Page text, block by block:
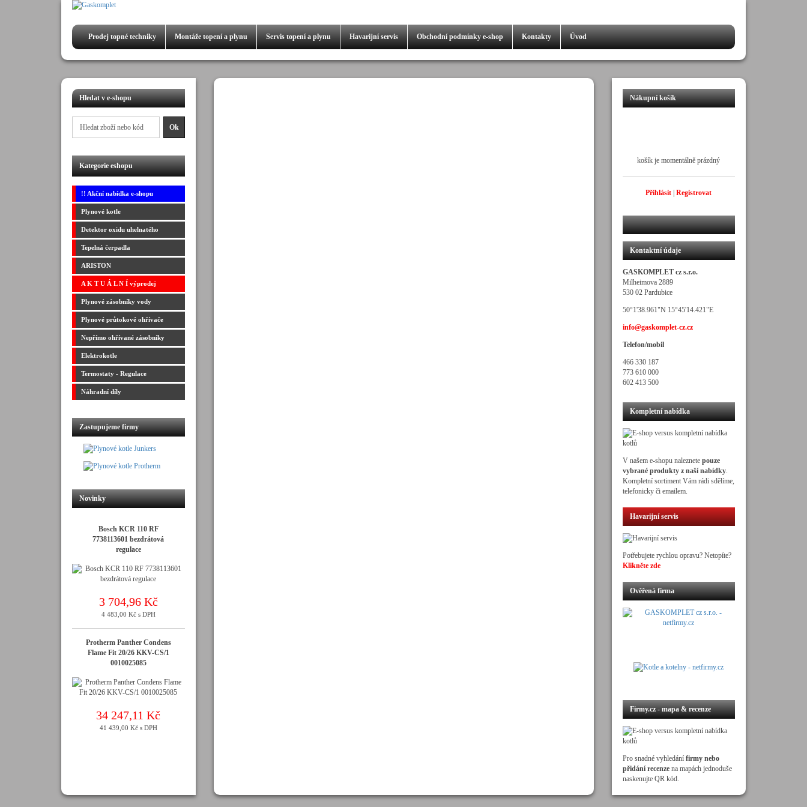
košík je momentálně prázdný
Přihlásit |Registrovat
Prodej topné techniky Montáže topení a plynu Servis topení a plynu Havarijní servis Obchodní podmínky e-shop Kontakty Úvod
Hledat v e-shopu
Kategorie eshopu
!! Akční nabídka e-shopu
Plynové kotle
Detektor oxidu uhelnatého
Tepelná čerpadla
ARISTON
A K T U Á L N Í výprodej
Plynové zásobníky vody
Plynové průtokové ohřívače
Nepřímo ohřívané zásobníky
Elektrokotle
Termostaty - Regulace
Náhradní díly
Zastupujeme firmy
Novinky
Bosch KCR 110 RF
7738113601 bezdrátová
regulace
3 704,96 Kč
4 483,00 Kč s DPH
Protherm Panther Condens
Flame Fit 20/26 KKV-CS/1
0010025085
34 247,11 Kč
41 439,00 Kč s DPH
Nákupní košík
Kontaktní údaje
GASKOMPLET cz s.r.o.
Milheimova 2889
530 02 Pardubice
50°1'38.961"N 15°45'14.421"E
info@gaskomplet-cz.cz
Telefon/mobil
466 330 187
773 610 000
602 413 500
Kompletní nabídka
V našem e-shopu naleznete pouze
vybrané produkty z naší nabídky.
Kompletní sortiment Vám rádi sdělíme,
telefonicky či emailem.
Havarijní servis
Potřebujete rychlou opravu? Netopíte?
Klikněte zde
Ověřená firma
Firmy.cz - mapa & recenze
Pro snadné vyhledání firmy nebo
přidání recenzena mapách jednoduše
naskenujte QR kód.